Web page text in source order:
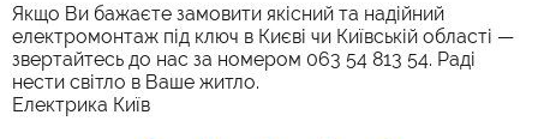
Якщо Ви бажаєте замовити якісний та надійний
електромонтаж під ключ в Києві чи Київській області —
звертайтесь до нас за номером 063 54 813 54. Раді
нести світло в Ваше житло.
Електрика Київ